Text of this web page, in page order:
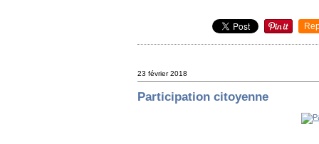
23 février 2018
Participation citoyenne